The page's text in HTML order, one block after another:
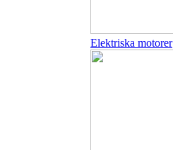
Elektriska motorer